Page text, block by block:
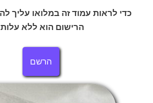
כדי לראות עמוד זה במלואו עליך
הרישום הוא ללא
הרשם